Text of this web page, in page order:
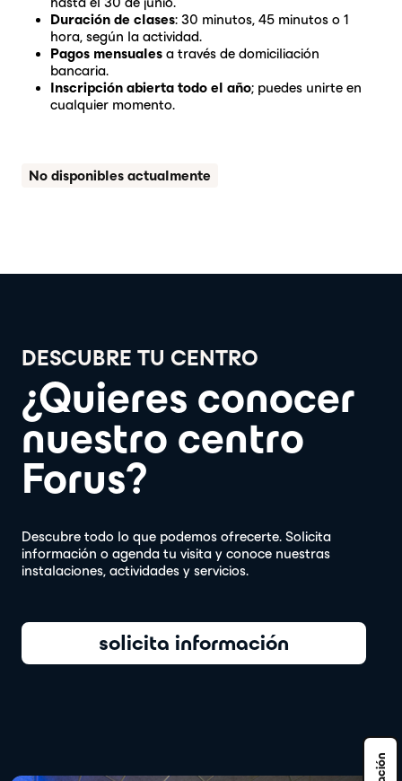
Duración de clases: 30 minutos, 45 minutos o 1
hora, según la actividad.
Pagos mensuales a través de domiciliación
bancaria.
Inscripción abierta todo el año; puedes unirte en
cualquier momento.
No disponibles actualmente
DESCUBRE TU CENTRO
¿Quieres conocer
nuestro centro
Forus?
Descubre todo lo que podemos ofrecerte. Solicita
información o agenda tu visita y conoce nuestras
instalaciones, actividades y servicios.
solicita información